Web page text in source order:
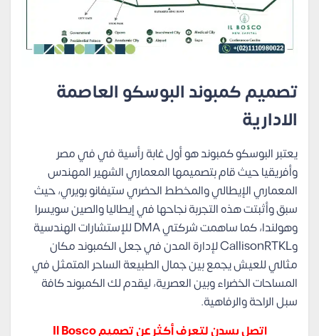
تصميم كمبوند البوسكو العاصمة
الادارية
يعتبر البوسكو كمبوند هو أول غابة رأسية في في مصر
وأفريقيا حيث قام بتصميمها المعماري الشهير المهندس
المعماري الإيطالي والمخطط الحضري ستيفانو بويري، حيث
سبق وأثبتت هذه التجربة نجاحها في إيطاليا والصين سويسرا
وهولندا، كما ساهمت شركتي DMA للإستشارات الهندسية
وCallisonRTKL لإدارة المدن في جعل الكمبوند مكان
مثالي للعيش يجمع بين جمال الطبيعة الساحر المتمثل في
المساحات الخضراء وبين العصرية، ليقدم لك الكمبوند كافة
سبل الراحة والرفاهية.
اتصل بسدن لتعرف أكثر عن تصميم Il Bosco